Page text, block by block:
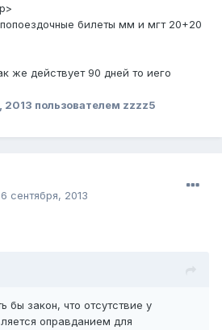
билеты мм и мгт 20+20
же действует 90 дней то иего
2013 пользователем zzzz5
сентября, 2013
бы закон, что отсутствие у
оправданием для